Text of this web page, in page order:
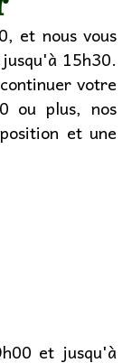
et nous vous
15h30.
votre
ou plus, nos
et une
et jusqu'à